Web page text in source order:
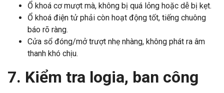
Ổ khoá cơ mượt mà, không bị quá lỏng hoặc dễ bị kẹt.
Ổ khoá điện tử phải còn hoạt động tốt, tiếng chuông
báo rõ ràng.
Cửa sổ đóng/mở trượt nhẹ nhàng, không phát ra âm
thanh khó chịu.
7. Kiểm tra logia, ban công